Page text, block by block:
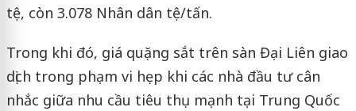
tệ, còn 3.078 Nhân dân tệ/tấn.
Trong khi đó, giá quặng sắt trên sàn Đại Liên giao
dịch trong phạm vi hẹp khi các nhà đầu tư cân
nhắc giữa nhu cầu tiêu thụ mạnh tại Trung Quốc